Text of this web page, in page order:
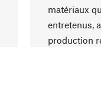
matériaux
entretenus,
production